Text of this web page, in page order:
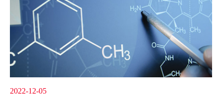
2022-12-05